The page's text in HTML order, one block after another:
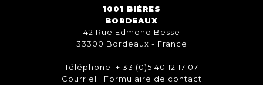
1001 BIÈRES
BORDEAUX
42 Rue Edmond Besse
33300 Bordeaux - France
Téléphone: + 33 (0)5 40 12 17 07
Courriel : Formulaire de contact